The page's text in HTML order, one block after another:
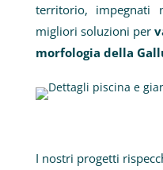
territorio, impegnati
migliori soluzioni per
morfologia della
I nostri progetti